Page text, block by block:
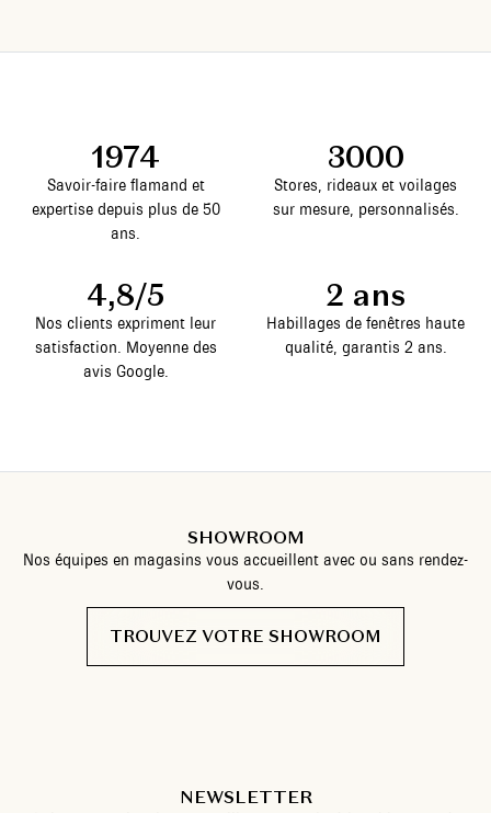
1974
Savoir-faire flamand et
expertise depuis plus de 50
ans.
3000
Stores, rideaux et voilages
sur mesure, personnalisés.
4,8/5
Nos clients expriment leur
satisfaction. Moyenne des
avis Google.
2 ans
Habillages de fenêtres haute
qualité, garantis 2 ans.
SHOWROOM
Nos équipes en magasins vous accueillent avec ou sans rendez-
vous.
TROUVEZ VOTRE SHOWROOM
NEWSLETTER